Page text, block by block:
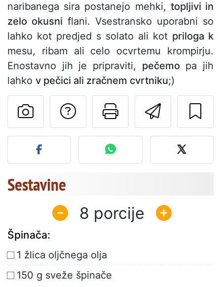
naribanega sira postanejo mehki, topljivi in
zelo okusni flani. Vsestransko uporabni so
lahko kot predjed s solato ali kot priloga k
mesu, ribam ali celo ocvrtemu krompirju.
Enostavno jih je pripraviti, pečemo pa jih
lahko v pečici ali zračnem cvrtniku;)
Pošlji
Natisni to
Postavite
Objavite svojo fotografijo
Sestavine
8
Špinača:
1 žlica oljčnega olja
150 g sveže špinače